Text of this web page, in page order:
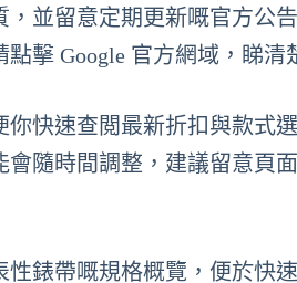
，並留意定期更新嘅官方公
擊 Google 官方網域，睇清
快速查閲最新折扣與款式選
會隨時間調整，建議留意頁
錶帶嘅規格概覽，便於快